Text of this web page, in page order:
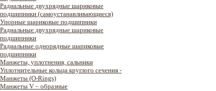
Радиальные двухрядные шариковые
подшипники (самоустанавливающиеся)
Упорные шариковые подшипники
Радиальные двухрядные шариковые
подшипники
Радиальные однорядные шариковые
подшипники
Манжеты, уплотнения, сальники
Уплотнительные кольца круглого сечения -
Манжеты (O-Rings)
Манжеты V – образные